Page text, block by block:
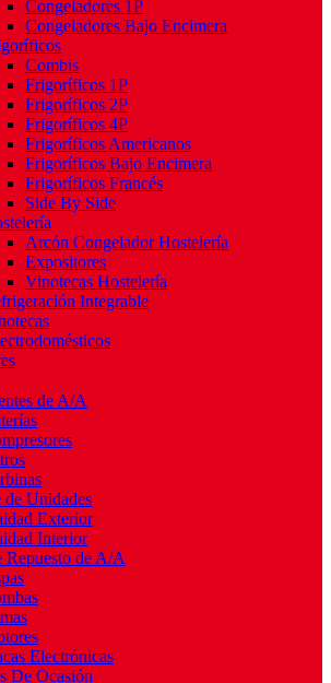
Congeladores 1P
Congeladores Bajo Encimera
Combis
Frigoríficos 1P
Frigoríficos 2P
Frigoríficos 4P
Frigoríficos Americanos
Frigoríficos Bajo Encimera
Frigoríficos Francés
Side By Side
Arcón Congelador Hostelería
Expositores
Vinotecas Hostelería
Integrable
de A/A
de Unidades
Exterior
Interior
Repuesto de A/A
Electrónicas
De Ocasión